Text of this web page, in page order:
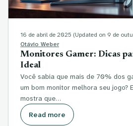
16 de abril de 2025 (Updated on 9 de
Otávio Weber
Monitores Gamer: Dicas
Ideal
Você sabia que mais de 70% dos
um bom monitor melhora seu jogo?
mostra que…
Read more